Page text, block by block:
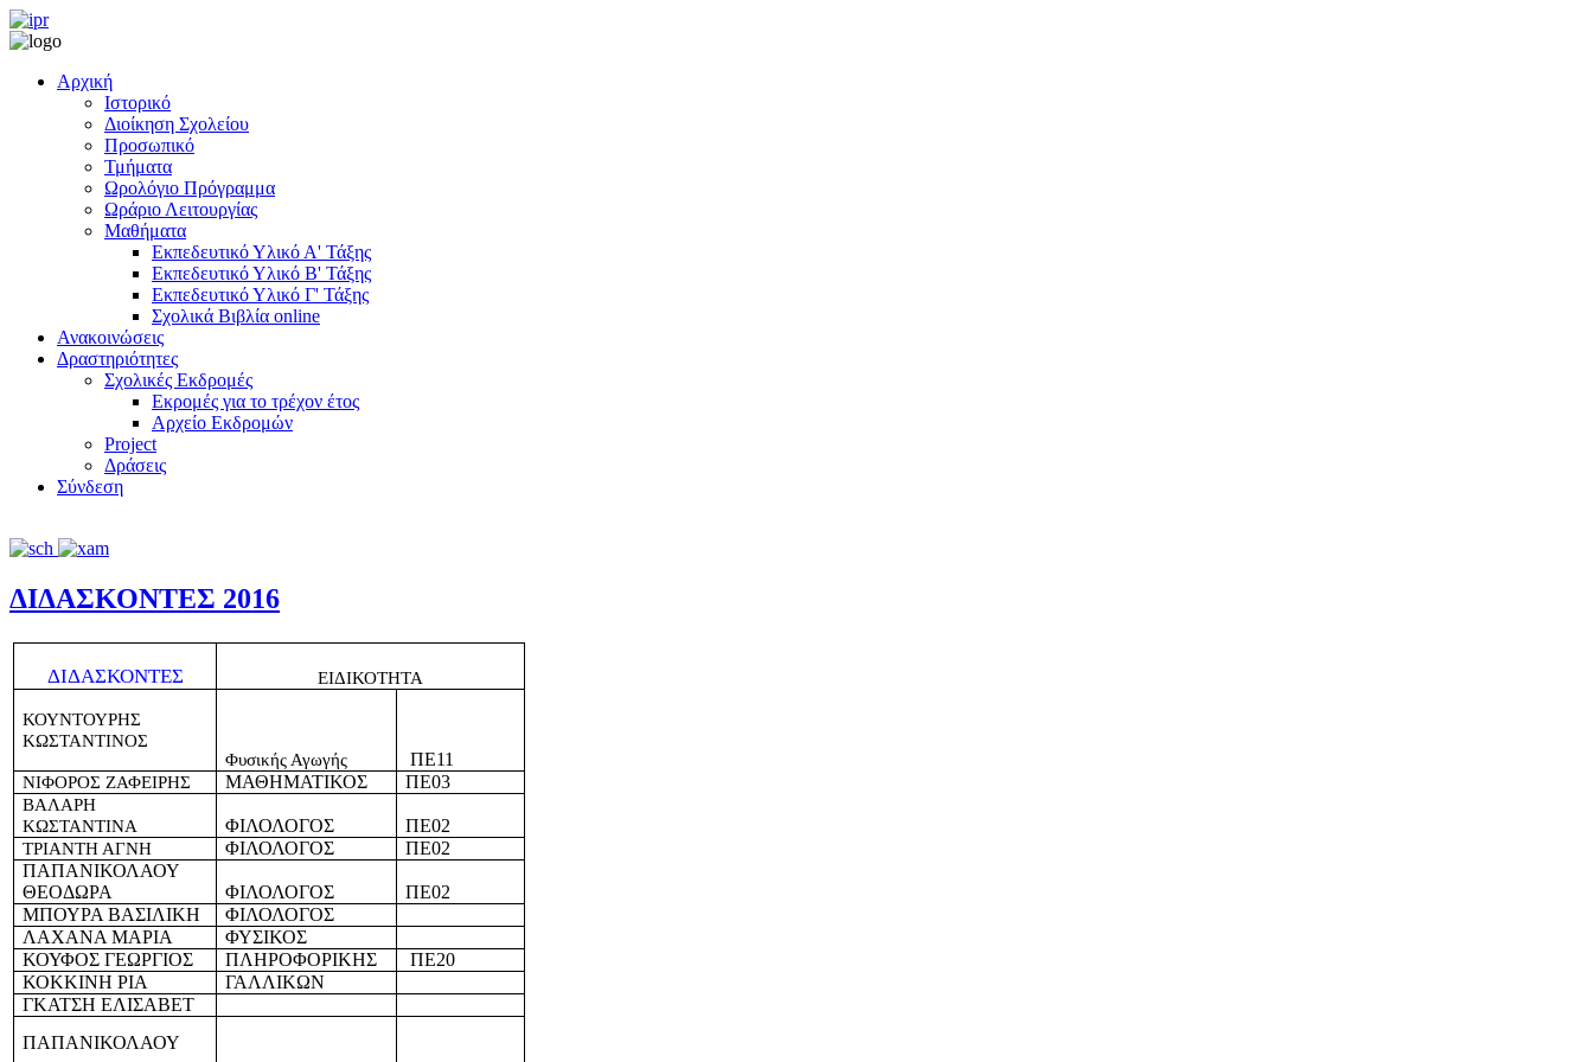
Αρχική
Ιστορικό
Διοίκηση Σχολείου
Προσωπικό
Τμήματα
Ωρολόγιο Πρόγραμμα
Ωράριο Λειτουργίας
Μαθήματα
Εκπεδευτικό Υλικό Α' Τάξης
Εκπεδευτικό Υλικό Β' Τάξης
Εκπεδευτικό Υλικό Γ' Τάξης
Σχολικά Βιβλία online
Ανακοινώσεις
Δραστηριότητες
Σχολικές Εκδρομές
Εκρομές για το τρέχον έτος
Αρχείο Εκδρομών
Project
Δράσεις
Σύνδεση
ΔΙΔΑΣΚΟΝΤΕΣ 2016
ΔΙΔΑΣΚΟΝΤΕΣ ΕΙΔΙΚΟΤΗΤΑ
ΚΟΥΝΤΟΥΡΗΣ
ΚΩΣΤΑΝΤΙΝΟΣ
Φυσικής Αγωγής
ΠΕ11
ΝΙΦΟΡΟΣ ΖΑΦΕΙΡΗΣ ΜΑΘΗΜΑΤΙΚΟΣ ΠΕ03
ΒΑΛΑΡΗ
ΚΩΣΤΑΝΤΙΝΑ
ΦΙΛΟΛΟΓΟΣ ΠΕ02
ΤΡΙΑΝΤΗ ΑΓΝΗ ΦΙΛΟΛΟΓΟΣ
ΠΕ02
ΠΑΠΑΝΙΚΟΛΑΟΥ
ΘΕΟΔΩΡΑ
ΦΙΛΟΛΟΓΟΣ
ΠΕ02
ΜΠΟΥΡΑ ΒΑΣΙΛΙΚΗ
ΦΙΛΟΛΟΓΟΣ
ΛΑΧΑΝΑ ΜΑΡΙΑ
ΦΥΣΙΚΟΣ
ΚΟΥΦΟΣ ΓΕΩΡΓΙΟΣ
ΠΛΗΡΟΦΟΡΙΚΗΣ
ΠΕ20
ΚΟΚΚΙΝΗ ΡΙΑ
ΓΑΛΛΙΚΩΝ
ΓΚΑΤΣΗ ΕΛΙΣΑΒΕΤ
ΠΑΠΑΝΙΚΟΛΑΟΥ